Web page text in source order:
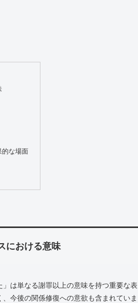
的な場面
における意味
は単なる謝罪以上の意味を持つ重要な表
今後の関係修復への意欲も含まれていま